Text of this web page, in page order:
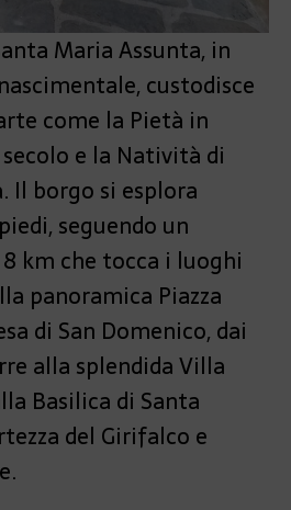
Maria Assunta, in
custodisce
come la Pietà in
e la Natività di
Il borgo si esplora
seguendo un
km che tocca i luoghi
panoramica Piazza
di San Domenico, dai
alla splendida Villa
Basilica di Santa
del Girifalco e